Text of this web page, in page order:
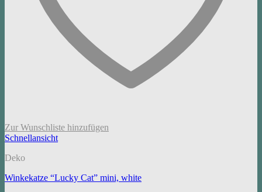
Zur Wunschliste hinzufügen
Schnellansicht
Deko
Winkekatze “Lucky Cat” mini, white